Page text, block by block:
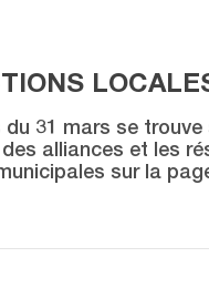
31 mars se
alliances et les
sur la